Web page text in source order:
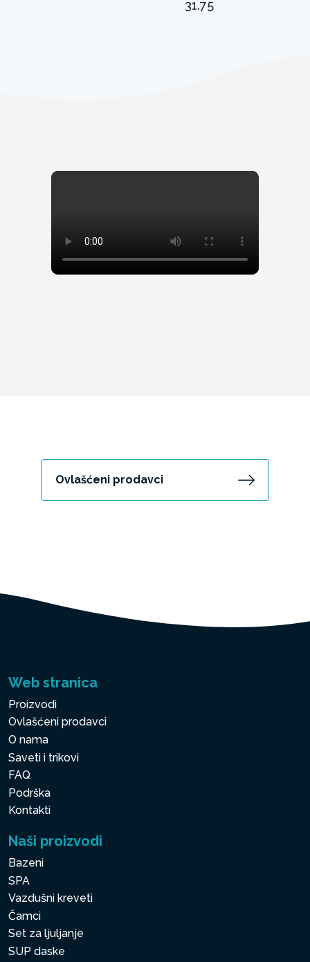
31.75
Ovlašćeni prodavci
Web stranica
Proizvodi
Ovlašćeni prodavci
O nama
Saveti i trikovi
FAQ
Podrška
Kontakti
Naši proizvodi
Bazeni
SPA
Vazdušni kreveti
Čamci
Set za ljuljanje
SUP daske